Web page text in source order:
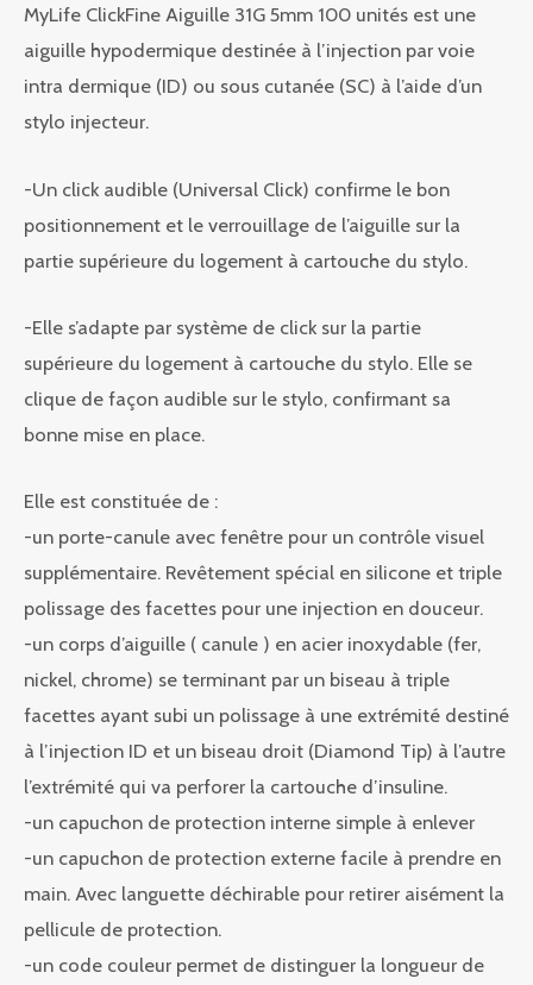
MyLife ClickFine Aiguille 31G 5mm 100 unités est une
aiguille hypodermique destinée à l’injection par voie
intra dermique (ID) ou sous cutanée (SC) à l’aide d’un
stylo injecteur.
-Un click audible (Universal Click) confirme le bon
positionnement et le verrouillage de l’aiguille sur la
partie supérieure du logement à cartouche du stylo.
-Elle s’adapte par système de click sur la partie
supérieure du logement à cartouche du stylo. Elle se
clique de façon audible sur le stylo, confirmant sa
bonne mise en place.
Elle est constituée de :
-un porte-canule avec fenêtre pour un contrôle visuel
supplémentaire. Revêtement spécial en silicone et triple
polissage des facettes pour une injection en douceur.
-un corps d’aiguille ( canule ) en acier inoxydable (fer,
nickel, chrome) se terminant par un biseau à triple
facettes ayant subi un polissage à une extrémité destiné
à l’injection ID et un biseau droit (Diamond Tip) à l’autre
l’extrémité qui va perforer la cartouche d’insuline.
-un capuchon de protection interne simple à enlever
-un capuchon de protection externe facile à prendre en
main. Avec languette déchirable pour retirer aisément la
pellicule de protection.
-un code couleur permet de distinguer la longueur de